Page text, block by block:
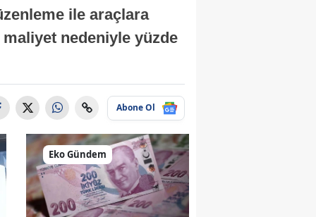
ile araçlara
nedeniyle yüzde
Abone Ol
Eko Gündem